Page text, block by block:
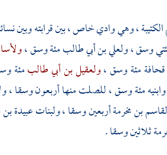
، وهيوادي خاص، بين قرابته وبين
وسق ،ولعلي بن أبي طالبمئة وسق ،
مئة وسق ،ولعقيل بن أبي طالبمئة
وابنيه مئة وسق ،للصلتمنها أربعون وسقا ،
بن مخرمةأربعين وسقا ، ولبناتعبيدة
ثلاثين وسقا .